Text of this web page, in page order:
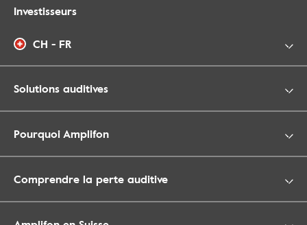
Investisseurs
CH - FR
Solutions auditives
Pourquoi Amplifon
Comprendre la perte auditive